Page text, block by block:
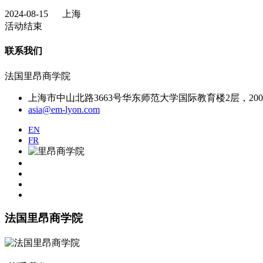
2024-08-15
上海
活动结束
联系我们
法国里昂商学院
上海市中山北路3663号华东师范大学国际教育楼2层，
asia@em-lyon.com
EN
FR
法国里昂商学院